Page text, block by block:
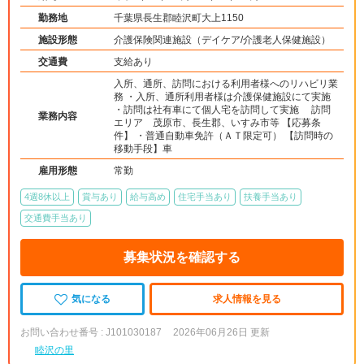
勤務地
千葉県長生郡睦沢町大上1150
施設形態
介護保険関連施設（デイケア/介護老人保健施設）
交通費
支給あり
業務内容
入所、通所、訪問における利用者様へのリハビリ業
務 ・入所、通所利用者様は介護保健施設にて実施
・訪問は社有車にて個人宅を訪問して実施 訪問
エリア 茂原市、長生郡、いすみ市等 【応募条
件】 ・普通自動車免許（ＡＴ限定可） 【訪問時の
移動手段】車
雇用形態
常勤
4週8休以上 賞与あり 給与高め 住宅手当あり 扶養手当あり
交通費手当あり
募集状況を確認する
気になる 求人情報を見る
お問い合わせ番号 : J101030187
2026年06月26日 更新
睦沢の里